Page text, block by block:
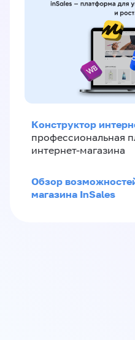
Конструктор
профессиональная
интернет-магазина
Обзор
магазина InSales